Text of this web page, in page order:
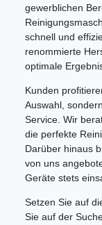
gewerblichen
schnell und
renommierte
optimale
Kunden
Auswahl,
Service. Wir
die perfekte
Darüber hinaus
von uns
Geräte stets
Setzen Sie auf
Sie auf der